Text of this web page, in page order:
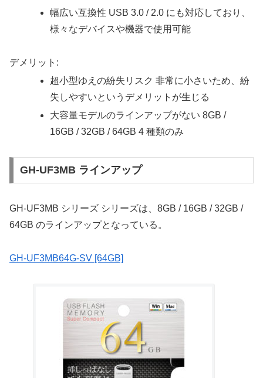
幅広い互換性 USB 3.0 / 2.0 にも対応しており、
様々なデバイスや機器で使用可能
デメリット:
超小型ゆえの紛失リスク 非常に小さいため、紛
失しやすいというデメリットが生じる
大容量モデルのラインアップがない 8GB /
16GB / 32GB / 64GB 4 種類のみ
GH-UF3MB ラインアップ
GH-UF3MB シリーズ シリーズは、8GB / 16GB / 32GB /
64GB のラインアップとなっている。
GH-UF3MB64G-SV [64GB]